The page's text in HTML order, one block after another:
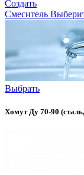
Создать
Смеситель
Выбрать
Хомут Ду 70-90